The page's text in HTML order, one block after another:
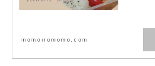
momoiromomo.com